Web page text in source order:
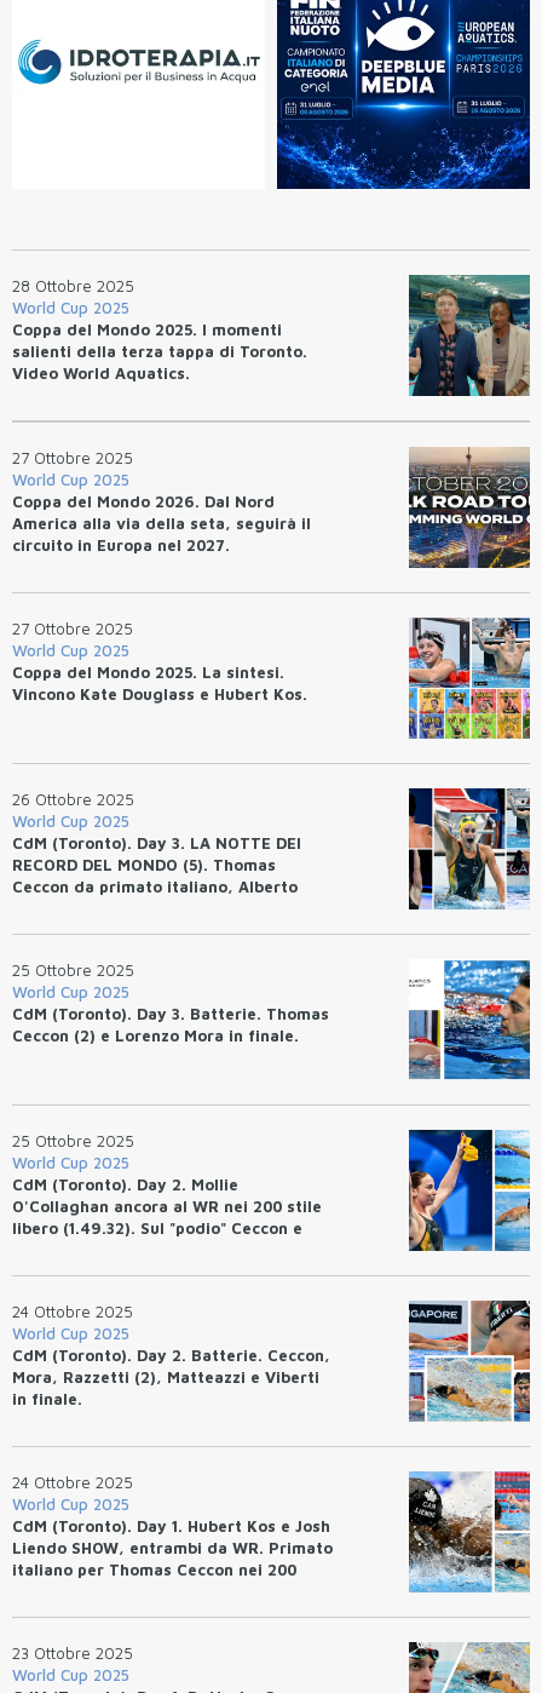
28 Ottobre 2025
World Cup 2025
Coppa del Mondo 2025. I momenti
salienti della terza tappa di Toronto.
Video World Aquatics.
27 Ottobre 2025
World Cup 2025
Coppa del Mondo 2026. Dal Nord
America alla via della seta, seguirà il
circuito in Europa nel 2027.
27 Ottobre 2025
World Cup 2025
Coppa del Mondo 2025. La sintesi.
Vincono Kate Douglass e Hubert Kos.
26 Ottobre 2025
World Cup 2025
CdM (Toronto). Day 3. LA NOTTE DEI
RECORD DEL MONDO (5). Thomas
Ceccon da primato italiano, Alberto
25 Ottobre 2025
World Cup 2025
CdM (Toronto). Day 3. Batterie. Thomas
Ceccon (2) e Lorenzo Mora in finale.
25 Ottobre 2025
World Cup 2025
CdM (Toronto). Day 2. Mollie
O'Collaghan ancora al WR nei 200 stile
libero (1.49.32). Sul "podio" Ceccon e
24 Ottobre 2025
World Cup 2025
CdM (Toronto). Day 2. Batterie. Ceccon,
Mora, Razzetti (2), Matteazzi e Viberti
in finale.
24 Ottobre 2025
World Cup 2025
CdM (Toronto). Day 1. Hubert Kos e Josh
Liendo SHOW, entrambi da WR. Primato
italiano per Thomas Ceccon nei 200
23 Ottobre 2025
World Cup 2025